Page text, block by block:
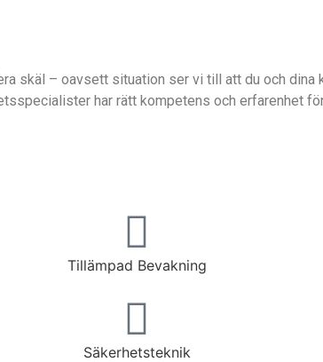
skäl – oavsett situation ser vi till att du och
har rätt kompetens och erfarenhet
Tillämpad Bevakning
Säkerhetsteknik